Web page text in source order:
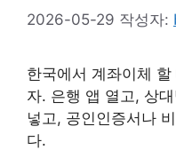
2026-05-29 작성자:
한국에서 계좌이체
자. 은행 앱 열고, 상
넣고, 공인인증서나
다.